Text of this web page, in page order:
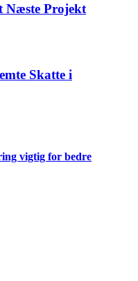
Næste Projekt
Skatte i
vigtig for bedre